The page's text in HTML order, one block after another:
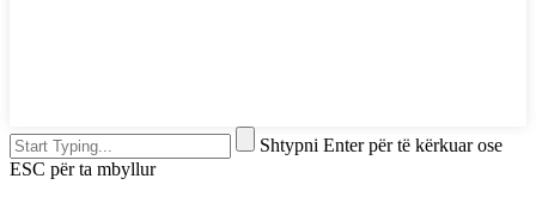
Shtypni Enter për të kërkuar ose
ESC për ta mbyllur